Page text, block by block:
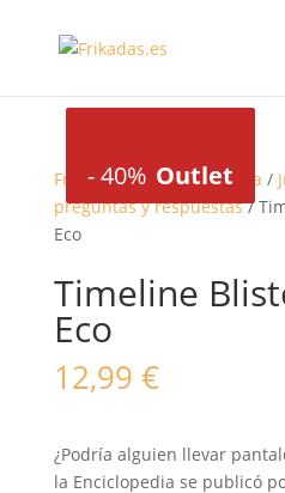
Frikadas/Juegos de mesa /
preguntas y respuestas/
Eco
Timeline
Eco
12,99 €
¿Podría alguien llevar
la Enciclopedia se publicó
-30% Outlet
-40% Outlet